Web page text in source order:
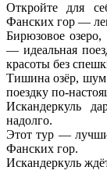
Откройте для
Фанских гор —
Бирюзовое
— идеальная
красоты без
Тишина озёр, шум
поездку по-
Искандеркуль
надолго.
Этот тур —
Фанских гор.
Искандеркуль